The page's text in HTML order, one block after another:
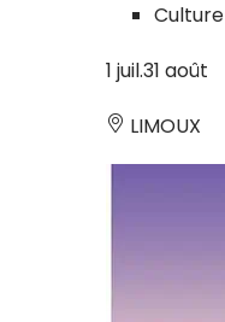
Culture
1 juil.31 août
LIMOUX